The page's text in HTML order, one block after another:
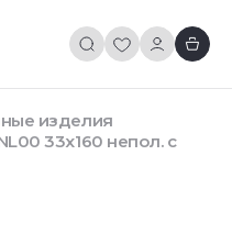
изделия
33х160 непол. с